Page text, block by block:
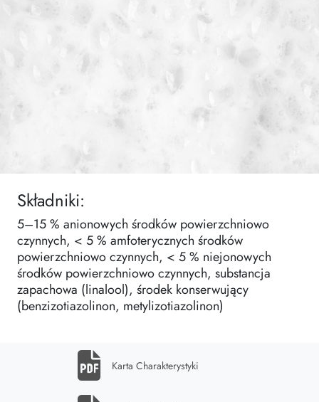
Składniki:
5–15 % anionowych środków powierzchniowo
czynnych, < 5 % amfoterycznych środków
powierzchniowo czynnych, < 5 % niejonowych
środków powierzchniowo czynnych, substancja
zapachowa (linalool), środek konserwujący
(benzizotiazolinon, metylizotiazolinon)
Karta Charakterystyki